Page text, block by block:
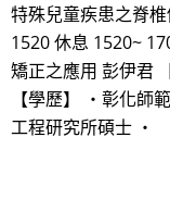
特殊兒童疾患之脊
1520 休息 1520~
矯正之應用 彭伊君
【學歷】 ・彰化師
工程研究所碩士 ・